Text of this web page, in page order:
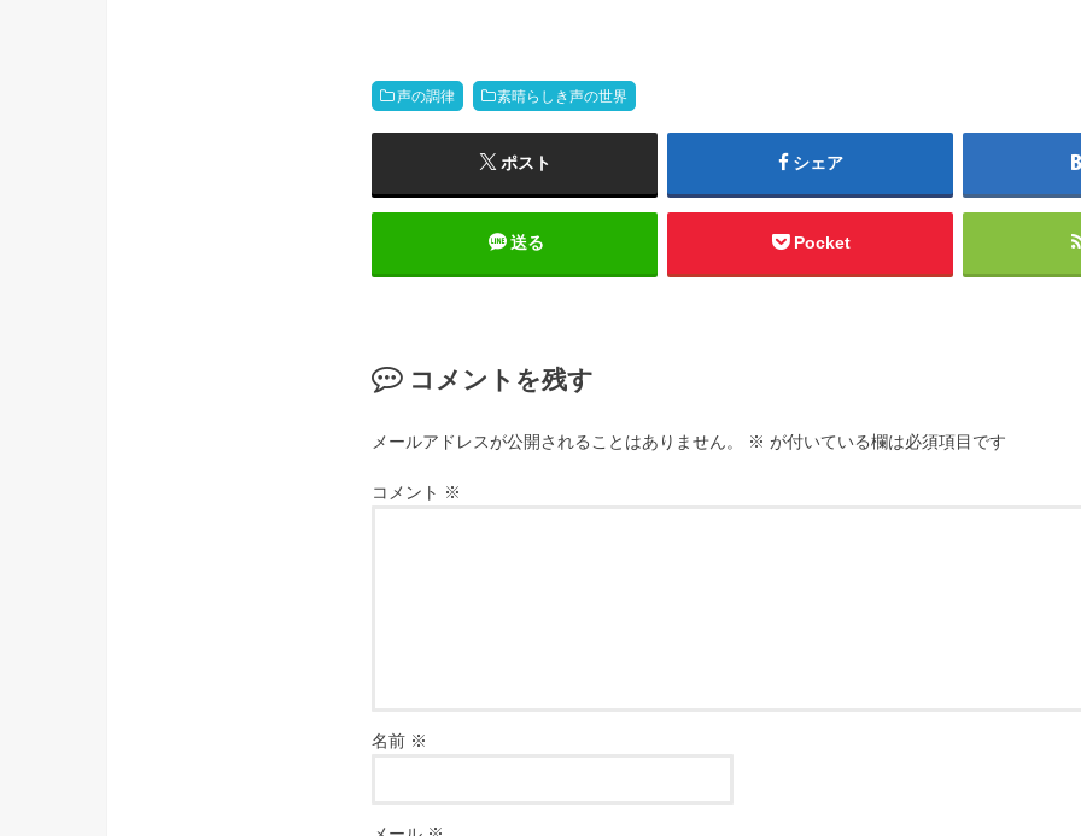
声の調律 素晴らしき声の世界
ポスト シェア
送る Pocket
コメントを残す
メールアドレスが公開されることはありません。 ※ が付いている欄は必須項目です
コメント ※
名前 ※